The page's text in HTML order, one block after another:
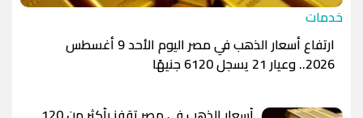
خدمات
ارتفاع أسعار الذهب في مصر اليوم الأحد 9 أغسطس
2026.. وعيار 21 يسجل 6120 جنيهًا